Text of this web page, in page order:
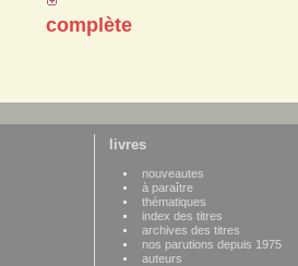
complète
livres
nouveautes
à paraître
thématiques
index des titres
archives des titres
nos parutions depuis 1975
auteurs